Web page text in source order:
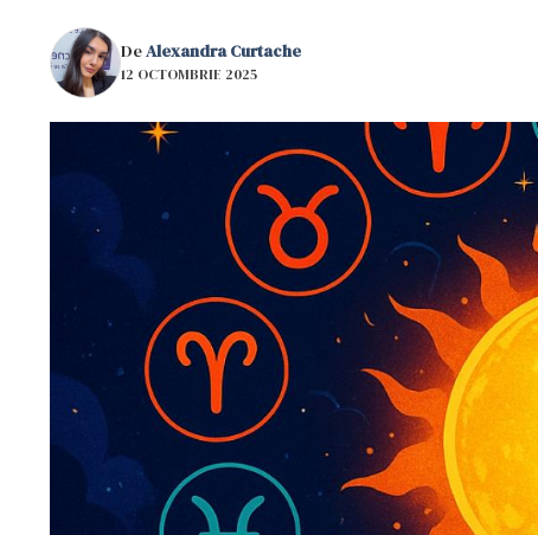
DeAlexandra Curtache
12 OCTOMBRIE 2025